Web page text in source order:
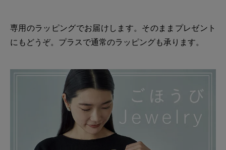
専用のラッピングでお届けします。そのままプレゼント
にもどうぞ。プラスで通常のラッピングも承ります。